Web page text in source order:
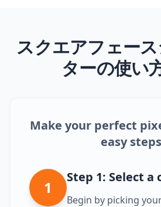
スクエアフェー
ターの使い
Make your perfect
easy steps
1
Step 1: Select a
Begin by picking